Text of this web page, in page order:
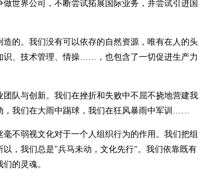
世界公司，不断尝试拓展国际业务，并尝试引进国
的。我们没有可以依存的自然资源，唯有在人的头
识、技术管理、情操……，也包含了一切促进生产力
队与创新。我们在挫折和失败中不屈不挠地营建我
我们在大雨中踢球，我们在狂风暴雨中军训……
不弱视文化对于一个人组织行为的作用。我们把组
，我们总是"兵马未动，文化先行"。我们依靠既有
的灵魂。